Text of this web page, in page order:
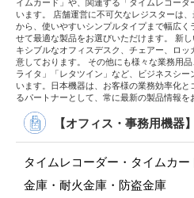
イムカード」や、関連する「タイムレコー
います。 店舗運営に不可欠なレジスターは
から、使いやすいシンプルタイプまで幅広
せて最適な製品をお選びいただけます。 新
キシブルなオフィスデスク、チェアー、ロ
意しております。 その他にも様々な業務用
ライタ」「レタツイン」など、ビジネスシ
います。日本機器は、お客様の業務効率化
るパートナーとして、常に最新の製品情報を
【オフィス・事務用機器】
タイムレコーダー・タイムカー
金庫・耐火金庫・防盗金庫